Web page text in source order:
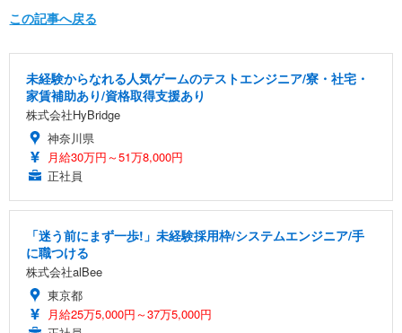
この記事へ戻る
未経験からなれる人気ゲームのテストエンジニア/寮・社宅・
家賃補助あり/資格取得支援あり
株式会社HyBridge
神奈川県
月給30万円～51万8,000円
正社員
「迷う前にまず一歩!」未経験採用枠/システムエンジニア/手
に職つける
株式会社alBee
東京都
月給25万5,000円～37万5,000円